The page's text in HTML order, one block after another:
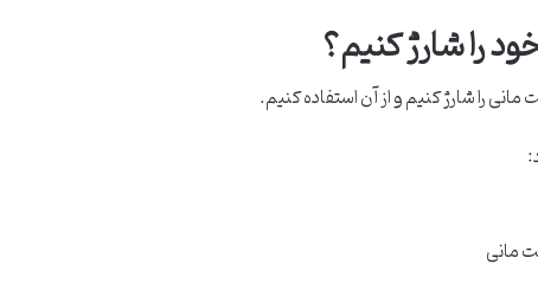
را شارژ کنیم؟
را شارژ کنیم و از آن استفاده کنیم.
مانی